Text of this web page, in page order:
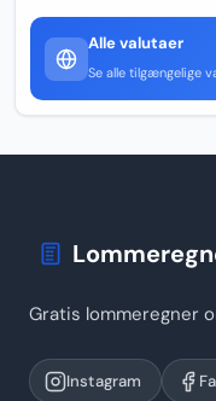
Alle valutaer
Se alle tilgængelige
Gratis lommeregner
Instagram